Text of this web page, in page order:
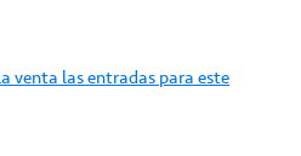
venta las entradas para este